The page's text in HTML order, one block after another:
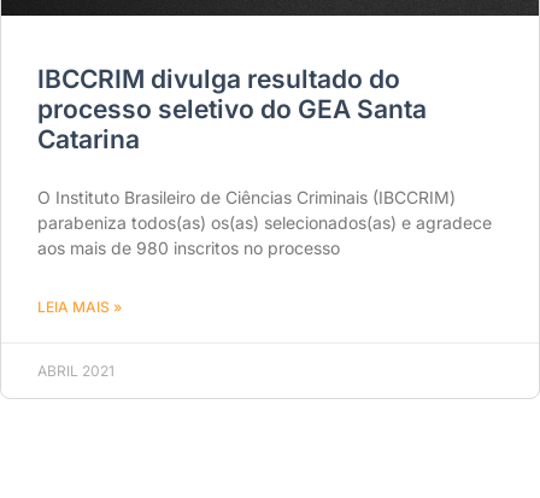
IBCCRIM divulga resultado do
processo seletivo do GEA Santa
Catarina
O Instituto Brasileiro de Ciências Criminais (IBCCRIM)
parabeniza todos(as) os(as) selecionados(as) e agradece
aos mais de 980 inscritos no processo
LEIA MAIS »
ABRIL 2021